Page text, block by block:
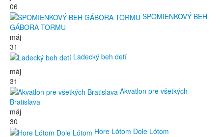
06
SPOMIENKOVÝ BEH
GÁBORA TORMU
máj
31
Ladecký beh detí
máj
31
Akvatlon pre všetkých
Bratislava
máj
30
Hore Lótom Dole Lótom